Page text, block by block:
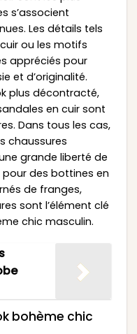
s’associent
Les détails tels
ou les motifs
appréciés pour
et d’originalité.
plus décontracté,
en cuir sont
Dans tous les cas,
chaussures
grande liberté de
des bottines en
de franges,
sont l’élément clé
chic masculin.
bohème chic